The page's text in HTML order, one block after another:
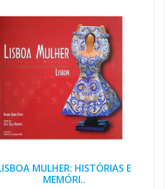
MULHER: HISTÓRIAS E
MEMÓRI..